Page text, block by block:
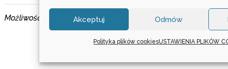
Akceptuj Odmów
Polityka plików cookiesUSTAWIENIA PLIKÓW
Możliwość komentowania została wyłączona.